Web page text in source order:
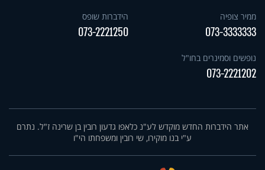
ממיר צופיה
073-3333333
הידברות שופס
073-2221250
נופשים וסמינרים בחו"ל
073-2221202
אתר הידברות החדש מוקדש לע"נ כלאפו גדעון רובין בן שרינה ז"ל. נתרם
ע"י בנו מוקירו, שי רובין ומשפחתו הי"ו